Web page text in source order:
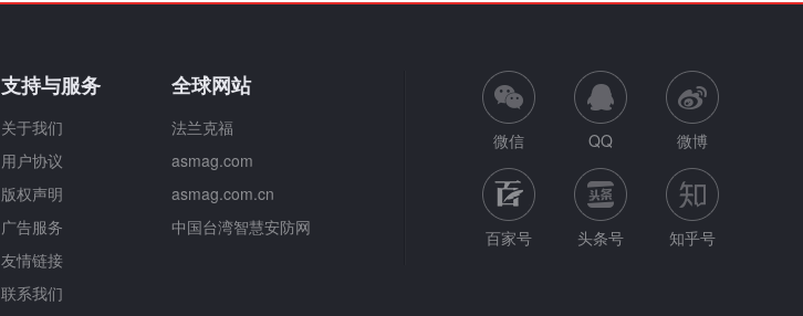
支持与服务
关于我们
用户协议
版权声明
广告服务
友情链接
联系我们
全球网站
法兰克福
asmag.com
asmag.com.cn
中国台湾智慧安防网
微信 QQ 微博
百家号 头条号 知乎号